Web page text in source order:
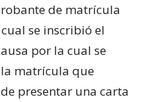
de matrícula
se inscribió el
por la cual se
matrícula que
presentar una carta